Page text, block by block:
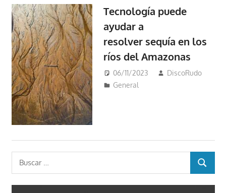
que
estar
en
chino
Tecnología puede
ayudar a
resolver sequía en los
ríos del Amazonas
06/11/2023
DiscoRudo
General
Buscar:
BUSCAR